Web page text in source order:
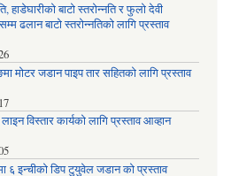
हाडेघारीको बाटो स्तरोन्नति र फुलो देवी
ढलान बाटो स्तरोन्नतिको लागि प्रस्ताव
मोटर जडान पाइप तार सहितको लागि प्रस्ताव
विस्तार कार्यको लागि प्रस्ताव आव्हान
६ इन्चीको डिप टुयुवेल जडान को प्रस्ताव